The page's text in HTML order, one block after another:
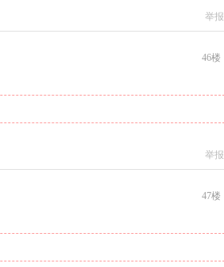
举报
46楼
举报
47楼